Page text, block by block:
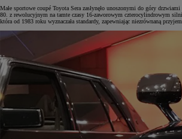
Małe sportowe coupé Toyota Sera zasłynęło unoszonymi do góry
80. z rewolucyjnym na tamte czasy 16-zaworowym czterocylindrowym
która od 1983 roku wyznaczała standardy, zapewniając niezrównaną